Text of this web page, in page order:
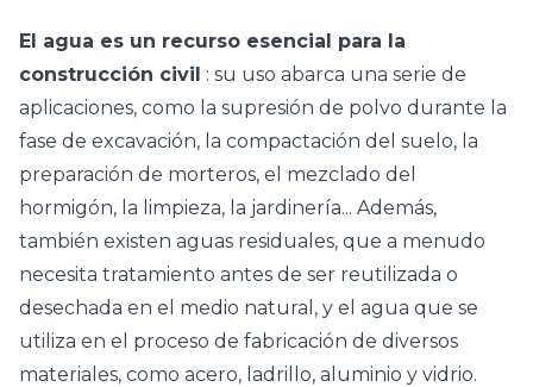
El agua es un recurso esencial para la
construcción civil : su uso abarca una serie de
aplicaciones, como la supresión de polvo durante la
fase de excavación, la compactación del suelo, la
preparación de morteros, el mezclado del
hormigón, la limpieza, la jardinería... Además,
también existen aguas residuales, que a menudo
necesita tratamiento antes de ser reutilizada o
desechada en el medio natural, y el agua que se
utiliza en el proceso de fabricación de diversos
materiales, como acero, ladrillo, aluminio y vidrio.